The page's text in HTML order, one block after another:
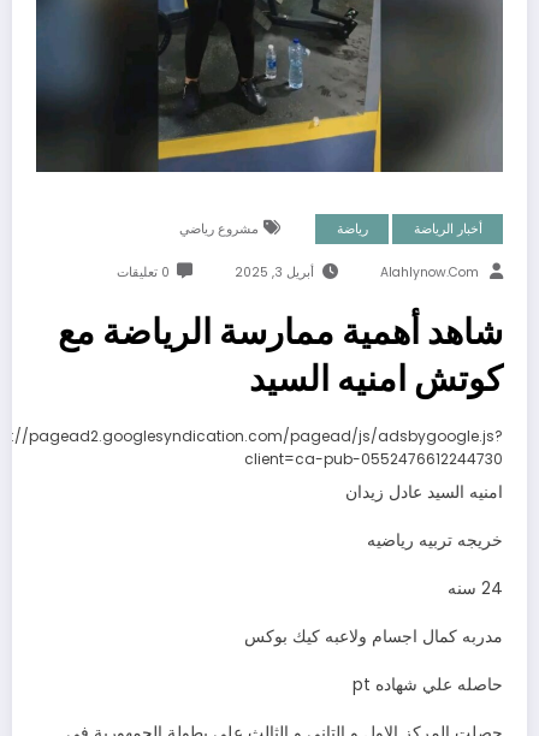
أخبار الرياضة رياضة مشروع رياضي
Alahlynow.com أبريل 3, 2025 0 تعليقات
شاهد أهمية ممارسة الرياضة مع
كوتش امنيه السيد
pagead2.googlesyndication.com/pagead/js/adsbygoogle.js?
client=ca-pub-0552476612244730
امنيه السيد عادل زيدان
خريجه تربيه رياضيه
24 سنه
مدربه كمال اجسام ولاعبه كيك بوكس
حاصله علي شهاده pt